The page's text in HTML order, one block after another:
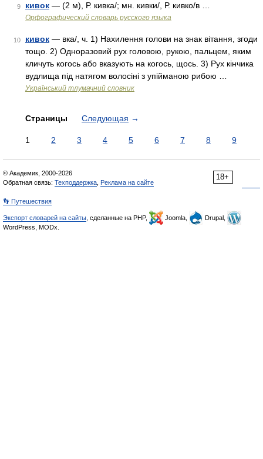
9 кивок — (2 м), Р. кивка/; мн. кивки/, Р. кивко/в …
Орфографический словарь русского языка
10 кивок — вка/, ч. 1) Нахилення голови на знак вітання, згоди
тощо. 2) Одноразовий рух головою, рукою, пальцем, яким
кличуть когось або вказують на когось, щось. 3) Рух кінчика
вудлища під натягом волосіні з упійманою рибою …
Український тлумачний словник
Страницы Следующая →
1 2 3 4 5 6 7 8 9
18+
© Академик, 2000-2026
Обратная связь: Техподдержка Реклама на сайте
👣 Путешествия
Экспорт словарей на сайты , сделанные на PHP, Joomla,
Drupal,
WordPress, MODx.